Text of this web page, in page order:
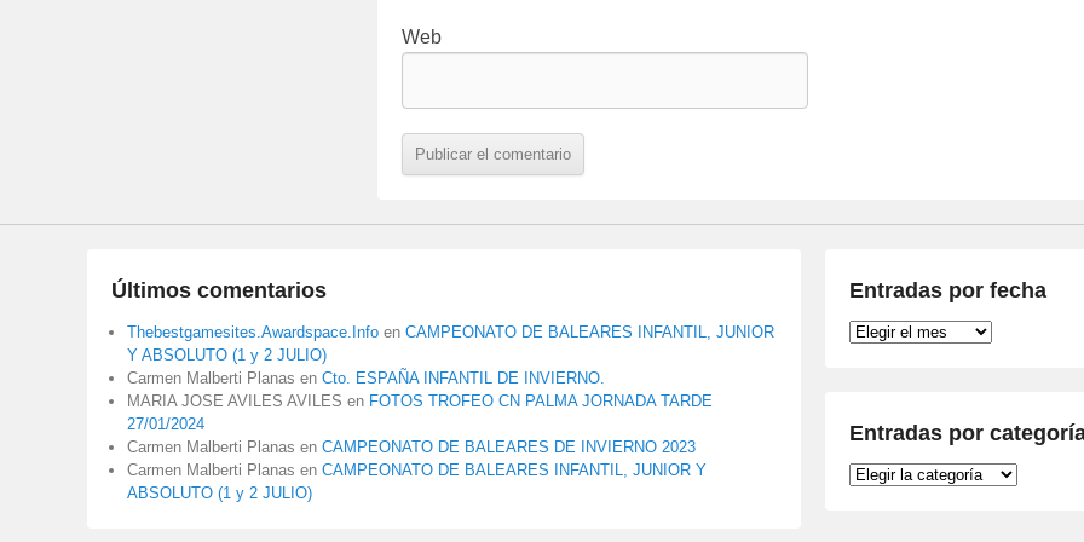
Web
Últimos comentarios
Thebestgamesites.Awardspace.Info en CAMPEONATO DE BALEARES INFANTIL, JUNIOR
Y ABSOLUTO (1 y 2 JULIO)
Carmen Malberti Planas en Cto. ESPAÑA INFANTIL DE INVIERNO.
MARIA JOSE AVILES AVILES en FOTOS TROFEO CN PALMA JORNADA TARDE
27/01/2024
Carmen Malberti Planas en CAMPEONATO DE BALEARES DE INVIERNO 2023
Carmen Malberti Planas en CAMPEONATO DE BALEARES INFANTIL, JUNIOR Y
ABSOLUTO (1 y 2 JULIO)
Entradas por fecha
Entradas
Entradas por
Entradas